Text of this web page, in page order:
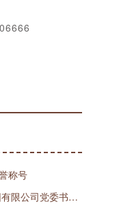
称号
· 资讯丨国家珠宝玉石首饰检验集团有限公司党委书记、董事长王宝民，深圳实验室主任丁汀一行莅临港福调研指导